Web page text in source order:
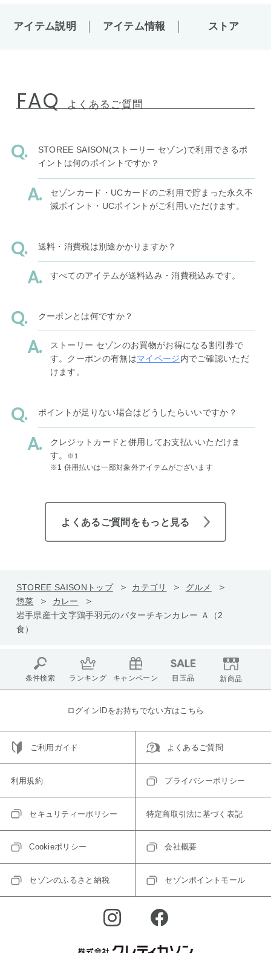
アイテム説明 アイテム情報 ストア
FAQ よくあるご質問
STOREE SAISON(ストーリー セゾン)で利用できるポ
イントは何のポイントですか？
セゾンカード・UCカードのご利用で貯まった永久不
滅ポイント・UCポイントがご利用いただけます。
送料・消費税は別途かかりますか？
すべてのアイテムが送料込み・消費税込みです。
クーポンとは何ですか？
ストーリー セゾンのお買物がお得になる割引券で
す。クーポンの有無はマイページ内でご確認いただ
けます。
ポイントが足りない場合はどうしたらいいですか？
クレジットカードと併用してお支払いいただけま
す。
※1
※1 併用払いは一部対象外アイテムがございます
よくあるご質問をもっと見る
STOREE SAISONトップ カテゴリ
グルメ
惣菜
カレー
岩手県産十文字鶏手羽元のバターチキンカレー Ａ（2
食）
条件検索 ランキング キャンペーン 目玉品 新商品
ログインIDをお持ちでない方はこちら
ご利用ガイド よくあるご質問
利用規約 プライバシーポリシー
セキュリティーポリシー 特定商取引法に基づく表記
Cookieポリシー 会社概要
セゾンのふるさと納税 セゾンポイントモール